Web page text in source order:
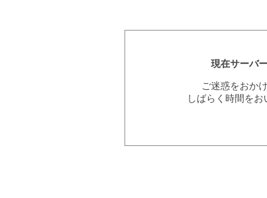
現在サーバ
ご迷惑をおか
しばらく時間を